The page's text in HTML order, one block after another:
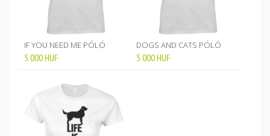
IF YOU NEED ME PÓLÓ
5 000HUF
DOGS AND CATS PÓLÓ
5 000HUF